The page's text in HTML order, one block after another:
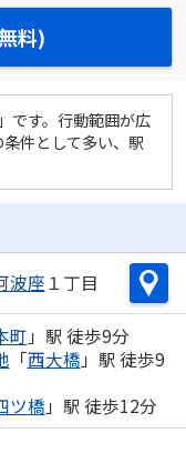
料)
です。行動範囲が広
件として多い、駅
波座 １丁目
町 」駅 徒歩9分
「西大橋 」駅 徒歩9
ツ橋 」駅 徒歩12分